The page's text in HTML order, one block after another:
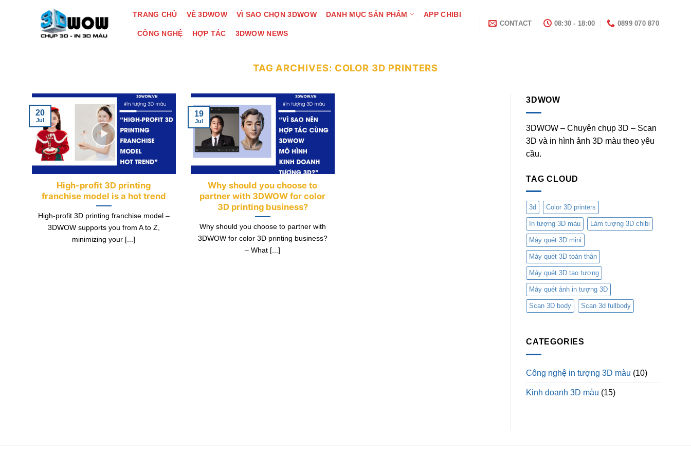
TRANG CHỦ VỀ 3DWOW VÌ SAO CHỌN 3DWOW DANH MỤC SẢN PHẨM APP CHIBI
CÔNG NGHỆ HỢP TÁC 3DWOW NEWS
CONTACT 08:30 - 18:00 0899 070 870
TAG ARCHIVES: COLOR 3D PRINTERS
High-profit 3D printing
franchise model is a hot trend
High-profit 3D printing franchise model –
3DWOW supports you from A to Z,
minimizing your [...]
20
Jul
Why should you choose to
partner with 3DWOW for color
3D printing business?
Why should you choose to partner with
3DWOW for color 3D printing business?
– What [...]
19
Jul
3DWOW
3DWOW – Chuyên chụp 3D – Scan
3D và in hình ảnh 3D màu theo yêu
cầu.
TAG CLOUD
3d Color 3D printers
In tượng 3D màu Làm tượng 3D chibi
Máy quét 3D mini
Máy quét 3D toàn thân
Máy quét 3D tạo tượng
Máy quét ảnh in tượng 3D
Scan 3D body Scan 3d fullbody
CATEGORIES
Công nghệ in tượng 3D màu (10)
Kinh doanh 3D màu (15)